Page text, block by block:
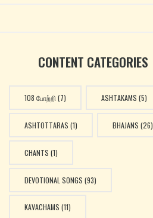
CONTENT CATEGORIES
108 போற்றி (7) ASHTAKAMS (5)
ASHTOTTARAS (1) BHAJANS (26)
CHANTS (1)
DEVOTIONAL SONGS (93)
KAVACHAMS (11)